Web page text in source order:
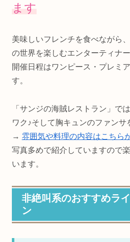
ます
美味しいフレンチを食べながら
の世界を楽しむエンターティナー
開催日程はワンピース・プレミ
す。
「サンジの海賊レストラン」で
ワク♪そして胸キュンのファン
→ 雰囲気や料理の内容はこちら
写真多めで紹介していますので
います。
非絶叫系のおすすめラ
ン